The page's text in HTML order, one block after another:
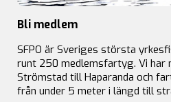
Bli medlem
SFPO är Sveriges största
runt 250 medlemsfartyg. Vi har
Strömstad till Haparanda och
från under 5 meter i längd till